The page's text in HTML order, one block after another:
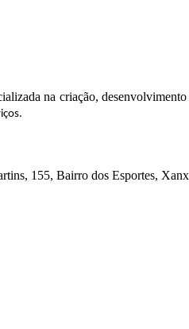
na criação,
155, Bairro dos Esportes,